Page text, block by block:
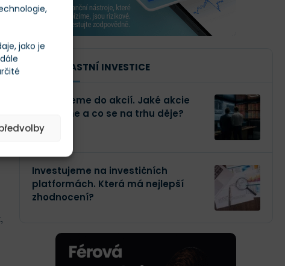
jako je
NAŠE VLASTNÍ INVESTICE
Investujeme do akcií. Jaké akcie
kupujeme a co se na trhu děje?
Investujeme na investičních
platformách. Která má nejlepší
zhodnocení?